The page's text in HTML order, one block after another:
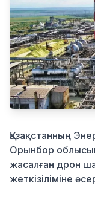
Қазақстанның
Орынбор
жасалған дрон
жеткізіліміне